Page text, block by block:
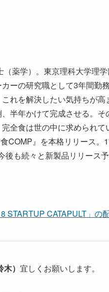
（薬学）。東京理科大学理
ーの研究職として3年間勤
れを解決したい気持ちが
半年かけて完成させる。
全食は世の中に求められ
COMP』を本格リリース
後も続々と新製品リリース
STARTUP CATAPULT」の
） 宜しくお願いします。